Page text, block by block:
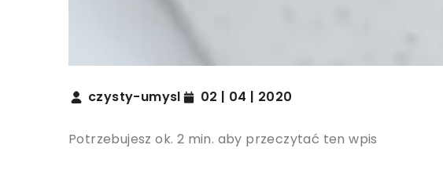
czysty-umysl 02 | 04 | 2020
Potrzebujesz ok. 2 min. aby przeczytać ten wpis